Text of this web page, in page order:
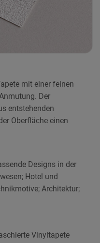
mit einer feinen
Der
entstehenden
Oberfläche einen
Designs in der
Hotel und
Architektur;
Vinyltapete